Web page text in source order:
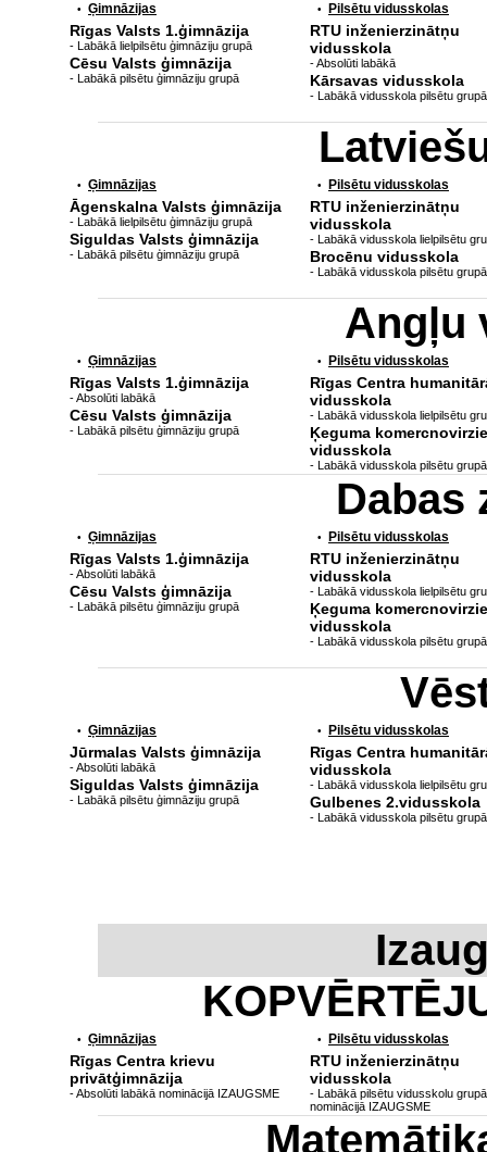
• Ģimnāzijas
Rīgas Valsts 1.ģimnāzija
- Labākā lielpilsētu ģimnāziju grupā
Cēsu Valsts ģimnāzija
- Labākā pilsētu ģimnāziju grupā
• Pilsētu vidusskolas
RTU inženierzinātņu
vidusskola
- Absolūti labākā
Kārsavas vidusskola
- Labākā vidusskola pilsētu grupā
• Ģimnāzijas
Āgenskalna Valsts ģimnāzija
- Labākā lielpilsētu ģimnāziju grupā
Siguldas Valsts ģimnāzija
- Labākā pilsētu ģimnāziju grupā
• Pilsētu vidusskolas
RTU inženierzinātņu
vidusskola
- Labākā vidusskola lielpilsētu
Brocēnu vidusskola
- Labākā vidusskola pilsētu grupā
Angļu
• Ģimnāzijas
Rīgas Valsts 1.ģimnāzija
- Absolūti labākā
Cēsu Valsts ģimnāzija
- Labākā pilsētu ģimnāziju grupā
• Pilsētu vidusskolas
Rīgas Centra
vidusskola
- Labākā vidusskola lielpilsētu
Ķeguma
vidusskola
- Labākā vidusskola pilsētu grupā
Dabas
• Ģimnāzijas
Rīgas Valsts 1.ģimnāzija
- Absolūti labākā
Cēsu Valsts ģimnāzija
- Labākā pilsētu ģimnāziju grupā
• Pilsētu vidusskolas
RTU inženierzinātņu
vidusskola
- Labākā vidusskola lielpilsētu
Ķeguma
vidusskola
- Labākā vidusskola pilsētu grupā
• Ģimnāzijas
Jūrmalas Valsts ģimnāzija
- Absolūti labākā
Siguldas Valsts ģimnāzija
- Labākā pilsētu ģimnāziju grupā
• Pilsētu vidusskolas
Rīgas Centra
vidusskola
- Labākā vidusskola lielpilsētu
Gulbenes 2.vidusskola
- Labākā vidusskola pilsētu grupā
• Ģimnāzijas
Rīgas Centra krievu
privātģimnāzija
- Absolūti labākā nominācijā IZAUGSME
• Pilsētu vidusskolas
RTU inženierzinātņu
vidusskola
- Labākā pilsētu vidusskolu grupā
nominācijā IZAUGSME